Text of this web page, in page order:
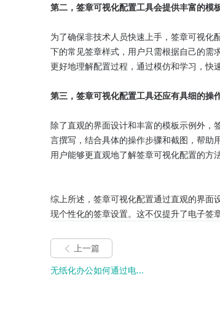
第二，签章可视化配置工具会提供丰富的模
为了确保非技术人员快速上手，签章可视
下的常见签章样式，用户只需根据自己的需
更好地理解配置过程，通过模仿和学习，快
第三，签章可视化配置工具还应有具细的操
除了直观的界面设计和丰富的模板示例外，
言撰写，结合具体的操作步骤和截图，帮助
用户能够更直观地了解签章可视化配置的方
综上所述，签章可视化配置通过直观的界面
现个性化的签章设置。这不仅提升了电子签
上一篇
无纸化办公如何通过电...